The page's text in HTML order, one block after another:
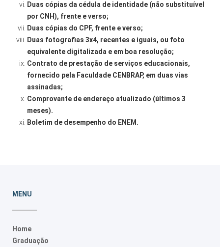
Duas cópias da cédula de identidade (não substituível
por CNH), frente e verso;
Duas cópias do CPF, frente e verso;
Duas fotografias 3x4, recentes e iguais, ou foto
equivalente digitalizada e em boa resolução;
Contrato de prestação de serviços educacionais,
fornecido pela Faculdade CENBRAP, em duas vias
assinadas;
Comprovante de endereço atualizado (últimos 3
meses).
Boletim de desempenho do ENEM.
MENU
Home
Graduação